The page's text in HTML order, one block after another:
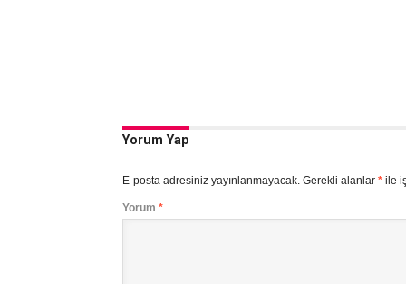
Yorum Yap
E-posta adresiniz yayınlanmayacak. Gerekli alanlar *ile
Yorum *